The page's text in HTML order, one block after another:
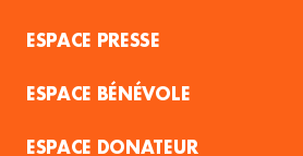
ESPACE PRESSE
ESPACE BÉNÉVOLE
ESPACE DONATEUR